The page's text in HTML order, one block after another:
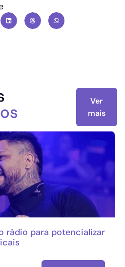
Ver
mais
rádio para potencializar